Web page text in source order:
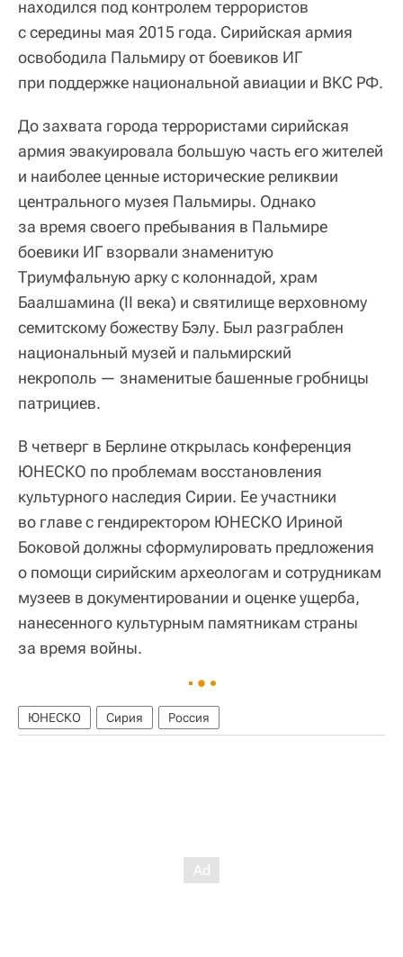
находился под контролем террористов
с середины мая 2015 года. Сирийская армия
освободила Пальмиру от боевиков ИГ
при поддержке национальной авиации и ВКС РФ.
До захвата города террористами сирийская
армия эвакуировала большую часть его жителей
и наиболее ценные исторические реликвии
центрального музея Пальмиры. Однако
за время своего пребывания в Пальмире
боевики ИГ взорвали знаменитую
Триумфальную арку с колоннадой, храм
Баалшамина (II века) и святилище верховному
семитскому божеству Бэлу. Был разграблен
национальный музей и пальмирский
некрополь — знаменитые башенные гробницы
патрициев.
В четверг в Берлине открылась конференция
ЮНЕСКО по проблемам восстановления
культурного наследия Сирии. Ее участники
во главе с гендиректором ЮНЕСКО Ириной
Боковой должны сформулировать предложения
о помощи сирийским археологам и сотрудникам
музеев в документировании и оценке ущерба,
нанесенного культурным памятникам страны
за время войны.
ЮНЕСКО Сирия Россия